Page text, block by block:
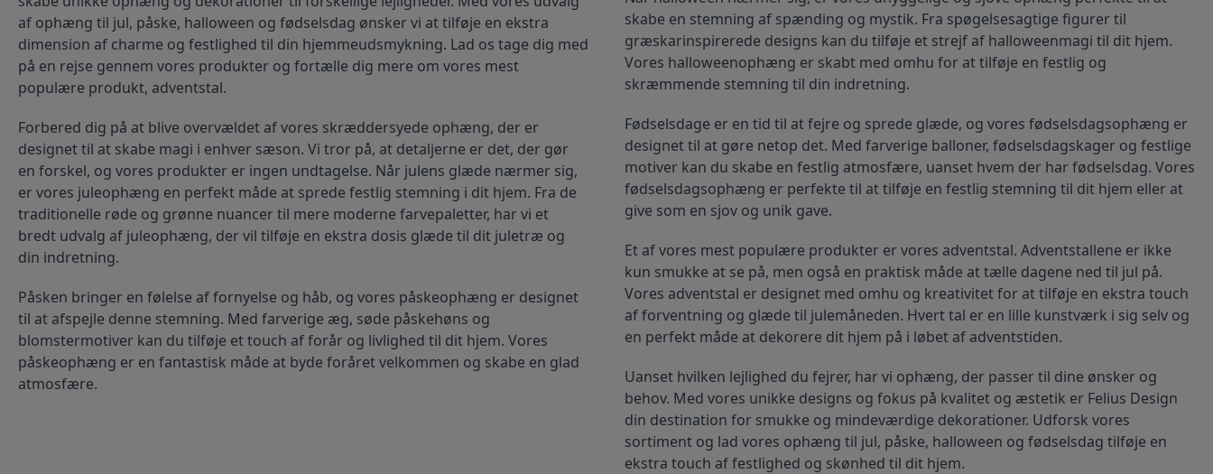
mundblæst glas er unikt og
håndlavet af glaspusteren, som
omhyggeligt blæser den rigtige
mængde luft gennem den smalle
pibe. Luftbobler i glasset er derfor
uundgåelige og udgør en del af
mundblæst glas. Materiale:
Mundblæst glas Højde: 17 cm
Volumen: 19 cl Tåler max 55° C i
opvaskemaskine.
mundblæst glas er unikt og
håndlavet af glaspusteren, som
omhyggeligt blæser den rigtige
mængde luft gennem den smalle
pibe. Luftbobler i glasset er derfor
mundblæst glas. Materiale:
Mundblæst glas Højde: 18 cm
Volumen: 36 cl Tåler max 55° C i
opvaskemaskine.
af ophæng til jul, påske, halloween og fødselsdag ønsker vi at tilføje en ekstra
dimension af charme og festlighed til din hjemmeudsmykning. Lad os tage dig med
på en rejse gennem vores produkter og fortælle dig mere om vores mest
populære produkt, adventstal.
Forbered dig på at blive overvældet af vores skræddersyede ophæng, der er
designet til at skabe magi i enhver sæson. Vi tror på, at detaljerne er det, der gør
en forskel, og vores produkter er ingen undtagelse. Når julens glæde nærmer sig,
er vores juleophæng en perfekt måde at sprede festlig stemning i dit hjem. Fra de
traditionelle røde og grønne nuancer til mere moderne farvepaletter, har vi et
bredt udvalg af juleophæng, der vil tilføje en ekstra dosis glæde til dit juletræ og
din indretning.
Påsken bringer en følelse af fornyelse og håb, og vores påskeophæng er designet
til at afspejle denne stemning. Med farverige æg, søde påskehøns og
blomstermotiver kan du tilføje et touch af forår og livlighed til dit hjem. Vores
påskeophæng er en fantastisk måde at byde foråret velkommen og skabe en glad
atmosfære.
skabe en stemning af spænding og mystik. Fra spøgelsesagtige figurer til
græskarinspirerede designs kan du tilføje et strejf af halloweenmagi til dit hjem.
Vores halloweenophæng er skabt med omhu for at tilføje en festlig og
skræmmende stemning til din indretning.
Fødselsdage er en tid til at fejre og sprede glæde, og vores fødselsdagsophæng er
designet til at gøre netop det. Med farverige balloner, fødselsdagskager og festlige
motiver kan du skabe en festlig atmosfære, uanset hvem der har fødselsdag. Vores
fødselsdagsophæng er perfekte til at tilføje en festlig stemning til dit hjem eller at
give som en sjov og unik gave.
Et af vores mest populære produkter er vores adventstal. Adventstallene er ikke
kun smukke at se på, men også en praktisk måde at tælle dagene ned til jul på.
Vores adventstal er designet med omhu og kreativitet for at tilføje en ekstra touch
af forventning og glæde til julemåneden. Hvert tal er en lille kunstværk i sig selv og
en perfekt måde at dekorere dit hjem på i løbet af adventstiden.
Uanset hvilken lejlighed du fejrer, har vi ophæng, der passer til dine ønsker og
behov. Med vores unikke designs og fokus på kvalitet og æstetik er Felius Design
din destination for smukke og mindeværdige dekorationer. Udforsk vores
sortiment og lad vores ophæng til jul, påske, halloween og fødselsdag tilføje en
ekstra touch af festlighed og skønhed til dit hjem.